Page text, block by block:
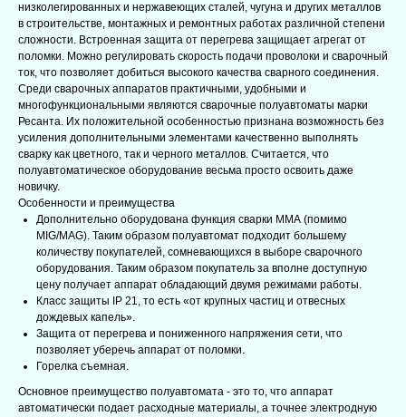
низколегированных и нержавеющих сталей, чугуна и других металлов
в строительстве, монтажных и ремонтных работах различной степени
сложности. Встроенная защита от перегрева защищает агрегат от
поломки. Можно регулировать скорость подачи проволоки и сварочный
ток, что позволяет добиться высокого качества сварного соединения.
Среди сварочных аппаратов практичными, удобными и
многофункциональными являются сварочные полуавтоматы марки
Ресанта. Их положительной особенностью признана возможность без
усиления дополнительными элементами качественно выполнять
сварку как цветного, так и черного металлов. Считается, что
полуавтоматическое оборудование весьма просто освоить даже
новичку.
Особенности и преимущества
Дополнительно оборудована функция сварки ММА (помимо
MIG/MAG). Таким образом полуавтомат подходит большему
количеству покупателей, сомневающихся в выборе сварочного
оборудования. Таким образом покупатель за вполне доступную
цену получает аппарат обладающий двумя режимами работы.
Класс защиты IP 21, то есть «от крупных частиц и отвесных
дождевых капель».
Защита от перегрева и пониженного напряжения сети, что
позволяет уберечь аппарат от поломки.
Горелка съемная.
Основное преимущество полуавтомата - это то, что аппарат
автоматически подает расходные материалы, а точнее электродную